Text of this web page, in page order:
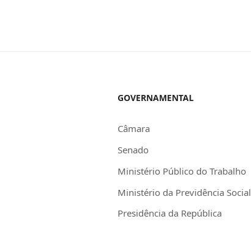
GOVERNAMENTAL
Câmara
Senado
Ministério Público do Trabalho
Ministério da Previdência Social
Presidência da República